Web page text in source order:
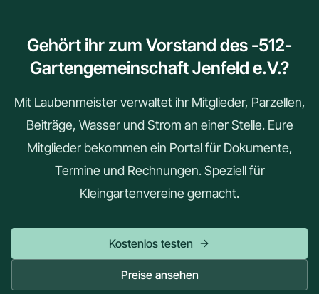
Gehört ihr zum Vorstand des -512-
Gartengemeinschaft Jenfeld e.V.?
Mit Laubenmeister verwaltet ihr Mitglieder, Parzellen,
Beiträge, Wasser und Strom an einer Stelle. Eure
Mitglieder bekommen ein Portal für Dokumente,
Termine und Rechnungen. Speziell für
Kleingartenvereine gemacht.
Kostenlos testen
Preise ansehen